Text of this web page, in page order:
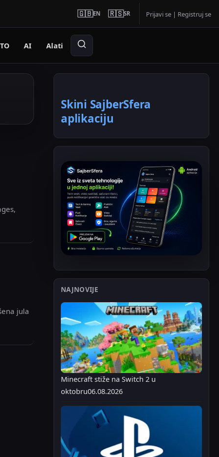
🇬🇧EN 🇷🇸SR Prijavi se | Registruj se
AI Alati
jula
Skini SajberSfera
aplikaciju
NAJNOVIJE
Minecraft stiže na Switch 2 u
oktobru06.08.2026